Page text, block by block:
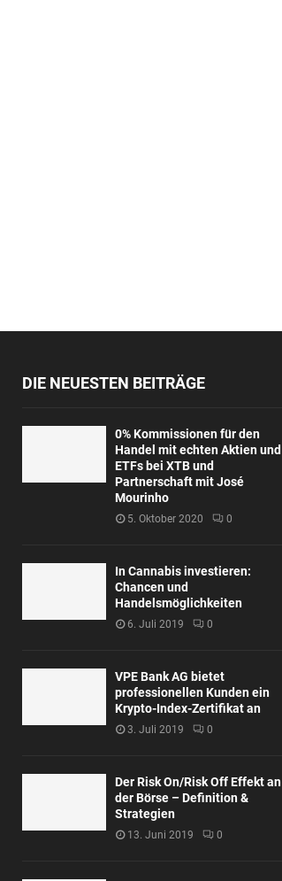
DIE NEUESTEN BEITRÄGE
0% Kommissionen für den
Handel mit echten Aktien und
ETFs bei XTB und
Partnerschaft mit José
Mourinho
5. Oktober 2020 0
In Cannabis investieren:
Chancen und
Handelsmöglichkeiten
6. Juli 2019 0
VPE Bank AG bietet
professionellen Kunden ein
Krypto-Index-Zertifikat an
3. Juli 2019 0
Der Risk On/Risk Off Effekt an
der Börse – Definition &
Strategien
13. Juni 2019 0